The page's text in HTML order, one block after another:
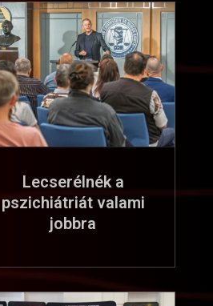
Lecserélnék a
pszichiátriát valami
jobbra